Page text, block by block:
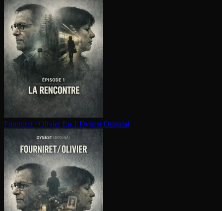
Fourniret / Olivier Ep.1 Dygest Original